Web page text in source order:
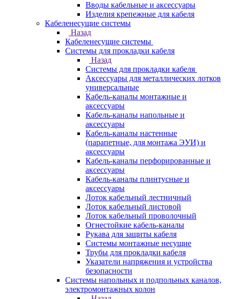
Вводы кабельные и аксессуары
Изделия крепежные для кабеля
Кабеленесущие системы
Назад
Кабеленесущие системы
Системы для прокладки кабеля
Назад
Системы для прокладки кабеля
Аксессуары для металлических лотков
универсальные
Кабель-каналы монтажные и
аксессуары
Кабель-каналы напольные и
аксессуары
Кабель-каналы настенные
(парапетные, для монтажа ЭУИ) и
аксессуары
Кабель-каналы перфорированные и
аксессуары
Кабель-каналы плинтусные и
аксессуары
Лоток кабельный лестничный
Лоток кабельный листовой
Лоток кабельный проволочный
Огнестойкие кабель-каналы
Рукава для защиты кабеля
Системы монтажные несущие
Трубы для прокладки кабеля
Указатели напряжения и устройства
безопасности
Системы напольных и подпольных каналов,
электромонтажных колон